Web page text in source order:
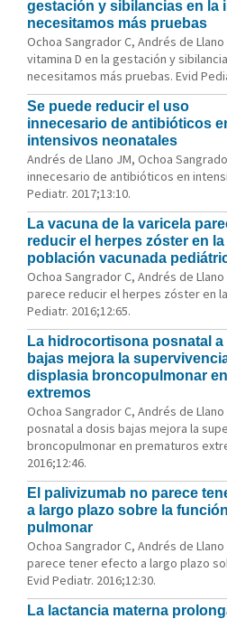
gestación y sibilancias en la
necesitamos más pruebas
Ochoa Sangrador C, Andrés de
vitamina D en la gestación y
necesitamos más pruebas. Evid
Se puede reducir el uso
innecesario de antibióticos
intensivos neonatales
Andrés de Llano JM, Ochoa
innecesario de antibióticos en
Pediatr. 2017;13:10.
La vacuna de la varicela
reducir el herpes zóster en la
población vacunada
Ochoa Sangrador C, Andrés de
parece reducir el herpes zóster en
Pediatr. 2016;12:65.
La hidrocortisona posnatal
bajas mejora la
displasia broncopulmonar
extremos
Ochoa Sangrador C, Andrés de
posnatal a dosis bajas mejora la
broncopulmonar en prematuros
2016;12:46.
El palivizumab no parece
a largo plazo sobre la función
pulmonar
Ochoa Sangrador C, Andrés de
parece tener efecto a largo plazo
Evid Pediatr. 2016;12:30.
La lactancia materna